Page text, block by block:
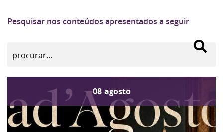
Pesquisar nos conteúdos apresentados a seguir
08 agosto